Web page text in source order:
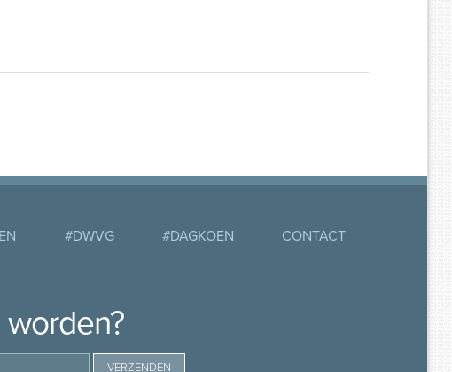
#DWVG #DAGKOEN CONTACT